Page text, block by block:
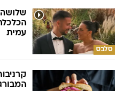
סלבס
שלושה
עמית